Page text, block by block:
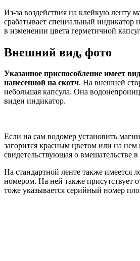
Из-за воздействия на клейкую ленту
срабатывает специальный индикатор
в изменении цвета герметичной
Внешний вид, фото
Указанное приспособление имеет
нанесенной на скотч. На внешней
небольшая капсула. Она
виден индикатор.
Если на сам водомер установить
загорится красным цветом или на нем
свидетельствующая о вмешательстве
На стандартной ленте также имеется
номером. На ней также присутствует
тоже указывается серийный номер